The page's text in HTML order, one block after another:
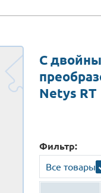
С
Netys RT
Фильтр:
Все товары